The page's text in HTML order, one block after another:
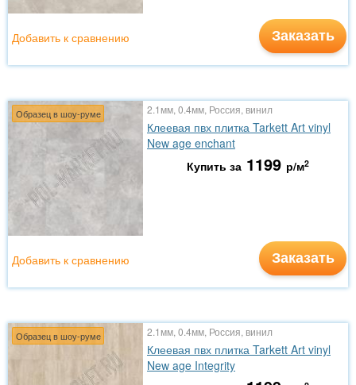
Заказать
Добавить к сравнению
Образец в шоу-руме 2.1мм, 0.4мм, Россия, винил
Клеевая пвх плитка Tarkett Art vinyl
New age enchant
Купить за 1199 р/м2
Заказать
Добавить к сравнению
Образец в шоу-руме 2.1мм, 0.4мм, Россия, винил
Клеевая пвх плитка Tarkett Art vinyl
New age Integrity